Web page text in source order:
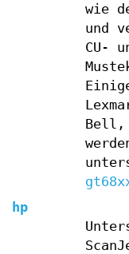
wie
und
CU-
Bell,
hp